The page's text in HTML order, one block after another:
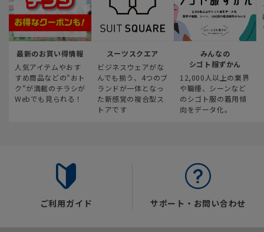
最新のお買い得情報
人気アイテムやおす
すめ商品などの“おト
ク“が満載のチラシが
Webでも見られる！
スーツスクエア
ビジネスウェアがな
んでも揃う、4つのブ
ランドが一体となっ
た新感覚の複合型ス
トアです
みんなの
シゴト服ずかん
12,000人以上の業界
や職種、シーンなど
のシゴト服の着用傾
向をデータ化。
ご利用ガイド サポート・お問い合わせ